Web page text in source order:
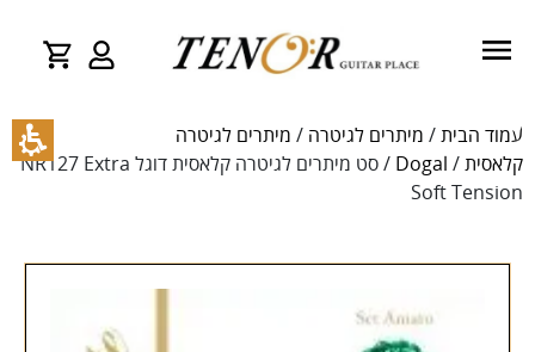
עמוד הבית / מיתרים לגיטרה / מיתרים לגיטרה
קלאסית /
Dogal
/ סט מיתרים לגיטרה קלאסית דוגל NR127 Extra
Soft Tension